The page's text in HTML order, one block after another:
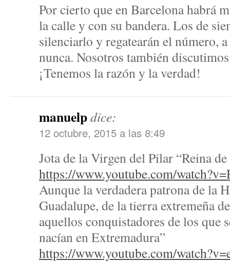
Por cierto que en Barcelona habrá
la calle y con su bandera. Los de
silenciarlo y regatearán el número,
nunca. Nosotros también
¡Tenemos la razón y la verdad!
manuelpdice:
12 octubre, 2015 a las 8:49
Jota de la Virgen del Pilar “Reina
https://www.youtube.com/
Aunque la verdadera patrona de la
Guadalupe, de la tierra extremeña
aquellos conquistadores de los que
nacían en Extremadura”
https://www.youtube.com/